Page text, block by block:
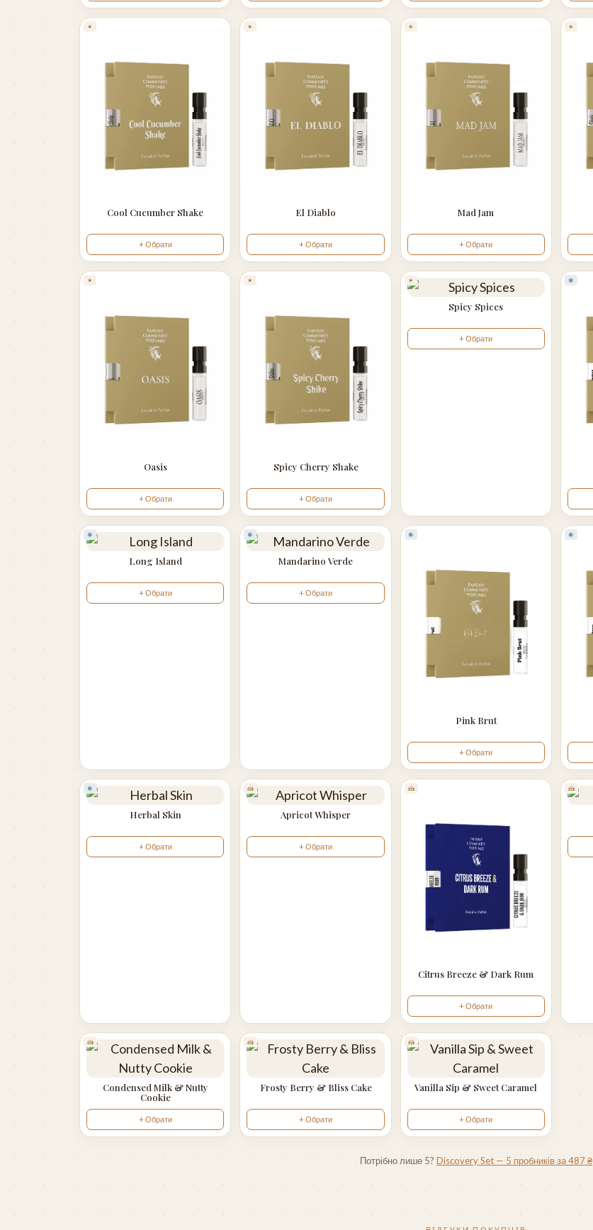
✶
Cool Cucumber Shake
+ Обрати
✶
El Diablo
+ Обрати
✶
Mad Jam
+ Обрати
✶
✶
Oasis
+ Обрати
✶
Spicy Cherry Shake
+ Обрати
✶
Spicy Spices
+ Обрати
❄
❄
Long Island
+ Обрати
❄
Mandarino Verde
+ Обрати
❄
Pink Brut
+ Обрати
❄
❄
Herbal Skin
+ Обрати
🍰
Apricot Whisper
+ Обрати
🍰
Citrus Breeze & Dark Rum
+ Обрати
🍰
🍰
Condensed Milk & Nutty
Cookie
+ Обрати
🍰
Frosty Berry & Bliss Cake
+ Обрати
🍰
Vanilla Sip & Sweet Caramel
+ Обрати
Потрібно лише 5? Discovery Set — 5 пробників за 487 ₴